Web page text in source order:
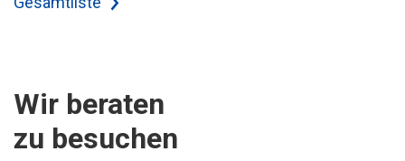
Wir beraten
zu besuchen